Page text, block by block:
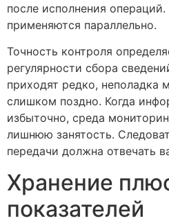
после исполнения
применяются параллельно.
Точность контроля
регулярности сбора
приходят редко, неполадка
слишком поздно. Когда
избыточно, среда
лишнюю занятость.
передачи должна отвечать
Хранение
показателей